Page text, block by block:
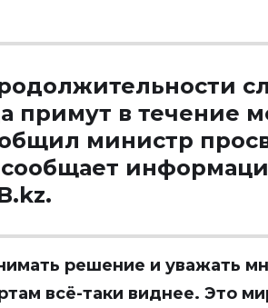
примут в течение
министр
.
решение и уважать
всё-таки виднее. Это